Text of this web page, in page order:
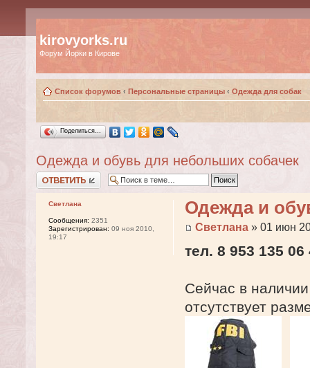
kirovyorks.ru
Форум Йорки в Кирове
Список форумов ‹ Персональные страницы ‹ Одежда для собак
Поделиться…
Одежда и обувь для небольших собачек
Ответить
Одежда и
Светлана » 01 июн
тел. 8 953 135 06
Сейчас в
отсутствует
Светлана
Сообщения: 2351
Зарегистрирован: 09 ноя 2010,
19:17